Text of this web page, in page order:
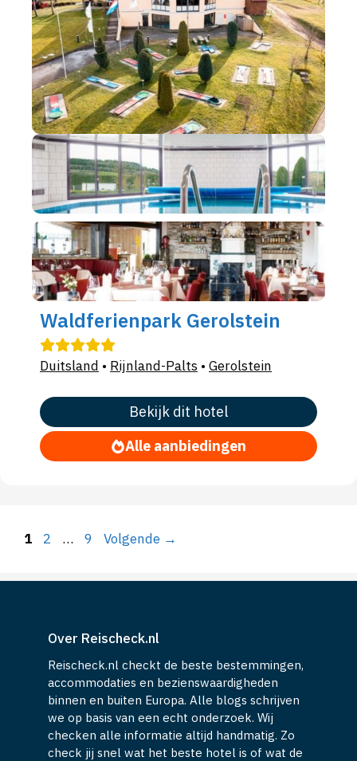
Waldferienpark Gerolstein
Duitsland • Rijnland-Palts • Gerolstein
Bekijk dit hotel
Alle aanbiedingen
Pagina
1 Pagina
2 … Pagina
9 Volgende →
Over Reischeck.nl
Reischeck.nl checkt de beste bestemmingen,
accommodaties en bezienswaardigheden
binnen en buiten Europa. Alle blogs schrijven
we op basis van een echt onderzoek. Wij
checken alle informatie altijd handmatig. Zo
check jij snel wat het beste hotel is of wat de